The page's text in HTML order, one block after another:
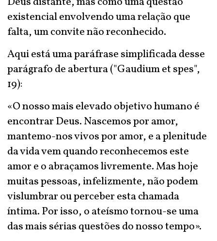
existencial envolvendo uma relação que
falta, um convite não reconhecido.
Aqui está uma paráfrase simplificada desse
parágrafo de abertura ("Gaudium et spes",
19):
«O nosso mais elevado objetivo humano é
encontrar Deus. Nascemos por amor,
mantemo-nos vivos por amor, e a plenitude
da vida vem quando reconhecemos este
amor e o abraçamos livremente. Mas hoje
muitas pessoas, infelizmente, não podem
vislumbrar ou perceber esta chamada
íntima. Por isso, o ateísmo tornou-se uma
das mais sérias questões do nosso tempo».